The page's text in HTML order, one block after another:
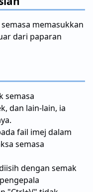
memasukkan
dari paparan
semasa
dan lain-lain, ia
fail imej dalam
semasa
dengan semak